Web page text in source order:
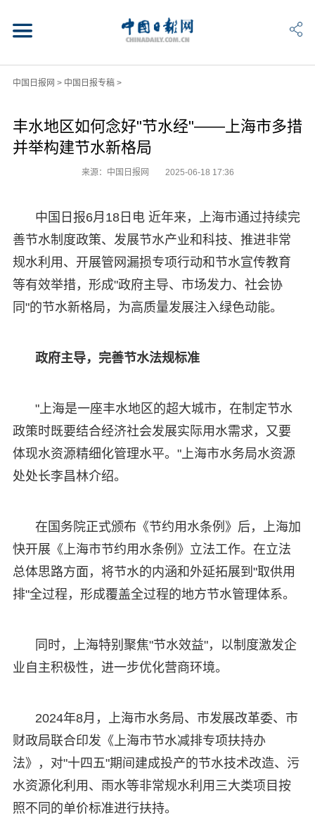
中国日报网 > 中国日报专稿>
丰水地区如何念好"节水经"——上海市多措
并举构建节水新格局
来源：中国日报网 2025-06-18 17:36
中国日报6月18日电 近年来，上海市通过持续完
善节水制度政策、发展节水产业和科技、推进非常
规水利用、开展管网漏损专项行动和节水宣传教育
等有效举措，形成"政府主导、市场发力、社会协
同"的节水新格局，为高质量发展注入绿色动能。
政府主导，完善节水法规标准
"上海是一座丰水地区的超大城市，在制定节水
政策时既要结合经济社会发展实际用水需求，又要
体现水资源精细化管理水平。"上海市水务局水资源
处处长李昌林介绍。
在国务院正式颁布《节约用水条例》后，上海加
快开展《上海市节约用水条例》立法工作。在立法
总体思路方面，将节水的内涵和外延拓展到"取供用
排"全过程，形成覆盖全过程的地方节水管理体系。
同时，上海特别聚焦"节水效益"，以制度激发企
业自主积极性，进一步优化营商环境。
2024年8月，上海市水务局、市发展改革委、市
财政局联合印发《上海市节水减排专项扶持办
法》，对"十四五"期间建成投产的节水技术改造、污
水资源化利用、雨水等非常规水利用三大类项目按
照不同的单价标准进行扶持。